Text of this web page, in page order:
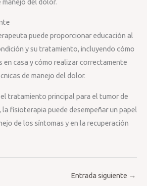
puede proporcionar educación al
y su tratamiento, incluyendo cómo
en casa y cómo realizar correctamente
de manejo del dolor.
el tratamiento principal para el tumor de
la fisioterapia puede desempeñar un papel
de los síntomas y en la recuperación
Entrada siguiente →